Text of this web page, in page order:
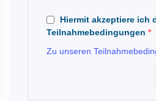
Hiermit akzeptiere ich
Teilnahmebedingungen *
Zu unseren